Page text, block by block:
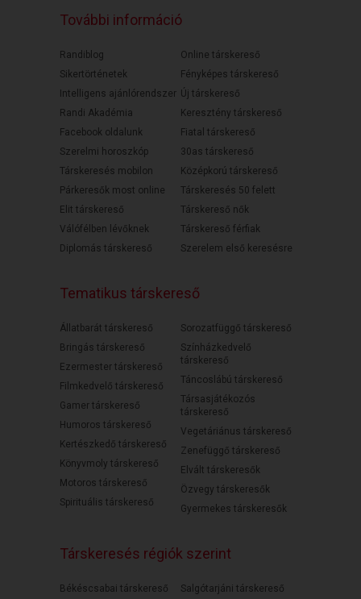
További információ
Randiblog
Sikertörténetek
Intelligens ajánlórendszer
Randi Akadémia
Facebook oldalunk
Szerelmi horoszkóp
Társkeresés mobilon
Párkeresők most online
Elit társkereső
Válófélben lévőknek
Diplomás társkereső
Online társkereső
Fényképes társkereső
Új társkereső
Keresztény társkereső
Fiatal társkereső
30as társkereső
Középkorú társkereső
Társkeresés 50 felett
Társkereső nők
Társkereső férfiak
Szerelem első keresésre
Tematikus társkereső
Állatbarát társkereső
Bringás társkereső
Ezermester társkereső
Filmkedvelő társkereső
Gamer társkereső
Humoros társkereső
Kertészkedő társkereső
Könyvmoly társkereső
Motoros társkereső
Spirituális társkereső
Sorozatfüggő társkereső
Színházkedvelő
társkereső
Táncoslábú társkereső
Társasjátékozós
társkereső
Vegetáriánus társkereső
Zenefüggő társkereső
Elvált társkeresők
Özvegy társkeresők
Gyermekes társkeresők
Társkeresés régiók szerint
Békéscsabai társkereső
Salgótarjáni társkereső